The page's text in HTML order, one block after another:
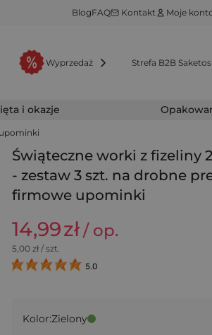
BlogFAQ Kontakt Moje
Wyprzedaż
Strefa B2B Saketos
i okazje
Świąteczne worki z fizeliny
- zestaw 3 szt. na drobne
firmowe upominki
14,99zł/ op.
5,00zł / szt.
5.0
Kolor:Zielony